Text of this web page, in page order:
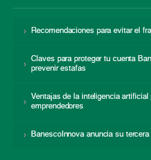
Recomendaciones para evitar el
Claves para proteger tu cuenta
prevenir estafas
Ventajas de la inteligencia artificial
emprendedores
BanescoInnova anuncia su tercera